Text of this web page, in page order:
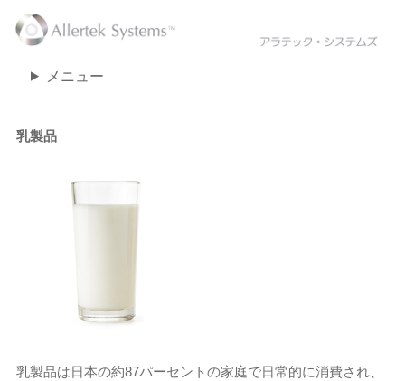
メニュー
乳製品
乳製品は日本の約87パーセントの家庭で日常的に消費され、